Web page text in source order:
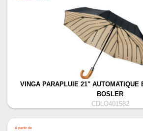
VINGA PARAPLUIE 21" AUTOMATIQUE
BOSLER
CDLO401582
À partir de